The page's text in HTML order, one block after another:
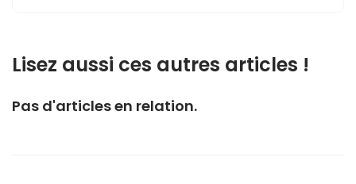
Lisez aussi ces autres articles !
Pas d'articles en relation.